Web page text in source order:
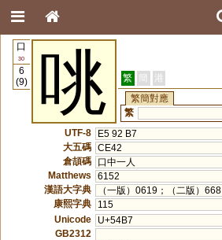
口
30
6
(9)
咷 繁 簡 港
繁簡對應
繁
UTF-8
E5 92 B7
大五碼 CE42
倉頡碼
口中一人
Matthews
6152
漢語大字典
（一版）0619；（二版）668
康熙字典
115
Unicode
U+54B7
GB2312